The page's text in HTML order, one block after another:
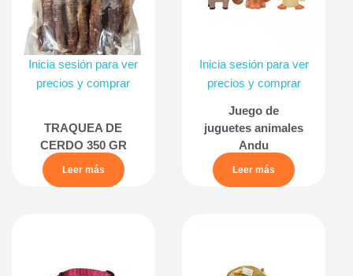
Inicia sesión para ver
precios y comprar
TRAQUEA DE
CERDO 350 GR
Leer más
Inicia sesión para ver
precios y comprar
Juego de
juguetes animales
Andu
Leer más